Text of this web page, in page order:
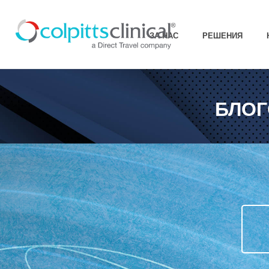
ЗА НАС РЕШЕНИЯ